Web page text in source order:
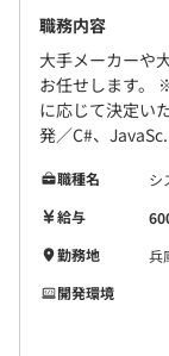
職務内容
大手メーカーや
お任せします。
に応じて決定い
発／C#、
職種名
シ
給与
勤務地
兵
開発環境